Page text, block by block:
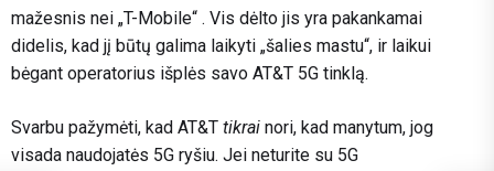
mažesnis nei „T-Mobile“ . Vis dėlto jis yra pakankamai
didelis, kad jį būtų galima laikyti „šalies mastu“, ir laikui
bėgant operatorius išplės savo AT&T 5G tinklą.
Svarbu pažymėti, kad AT&T tikrai nori, kad manytum, jog
visada naudojatės 5G ryšiu. Jei neturite su 5G